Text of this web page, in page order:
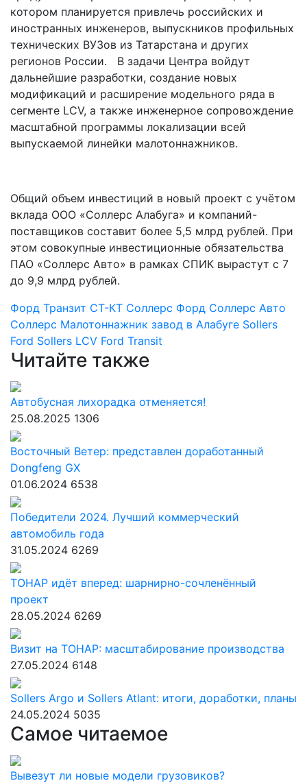
котором планируется привлечь российских и
иностранных инженеров, выпускников профильных
технических ВУЗов из Татарстана и других
регионов России. В задачи Центра войдут
дальнейшие разработки, создание новых
модификаций и расширение модельного ряда в
сегменте LCV, а также инженерное сопровождение
масштабной программы локализации всей
выпускаемой линейки малотоннажников.
Общий объем инвестиций в новый проект с учётом
вклада ООО «Соллерс Алабуга» и компаний-
поставщиков составит более 5,5 млрд рублей. При
этом совокупные инвестиционные обязательства
ПАО «Соллерс Авто» в рамках СПИК вырастут с 7
до 9,9 млрд рублей.
Форд Транзит СТ-КТ Соллерс Форд Соллерс Авто
Соллерс Малотоннажник завод в Алабуге Sollers
Ford Sollers LCV Ford Transit
Читайте также
Автобусная лихорадка отменяется!
25.08.2025 1306
Восточный Ветер: представлен доработанный
Dongfeng GX
01.06.2024 6538
Победители 2024. Лучший коммерческий
автомобиль года
31.05.2024 6269
ТОНАР идёт вперед: шарнирно-сочленённый
проект
28.05.2024 6269
Визит на ТОНАР: масштабирование производства
27.05.2024 6148
Sollers Argo и Sollers Atlant: итоги, доработки, планы
24.05.2024 5035
Самое читаемое
Вывезут ли новые модели грузовиков?